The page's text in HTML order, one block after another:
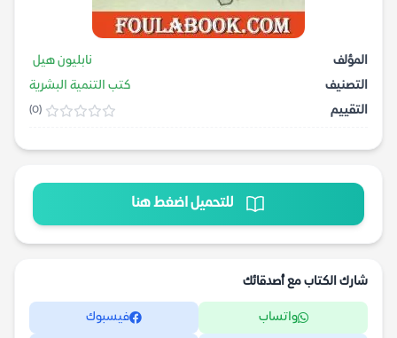
المؤلف
نابليون هيل
التصنيف
كتب التنمية البشرية
التقييم
(0)
للتحميل اضغط هنا
شارك الكتاب مع أصدقائك
واتساب فيسبوك